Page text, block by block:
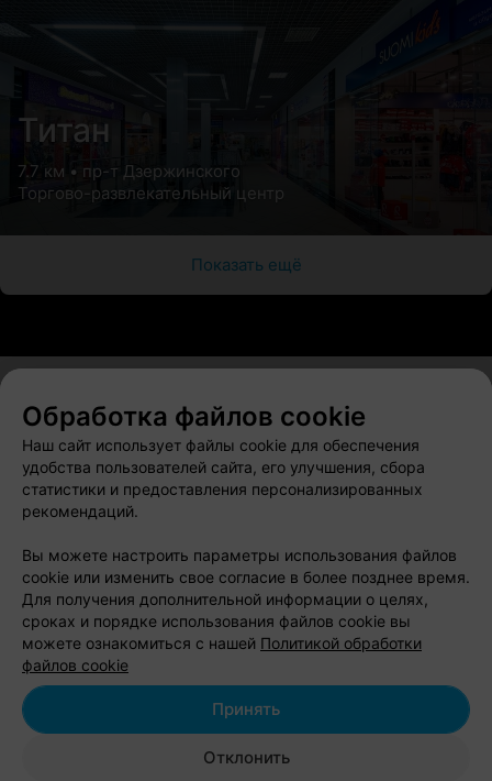
Титан
7.7 км • пр-т Дзержинского
Торгово-развлекательный центр
Показать ещё
О проекте Новости проекта
Вакансии
Публичный договор
Способы оплаты
Публичный договор по использованию сервиса
Написать в поддержку
Связаться по вопросам сотрудничества
Написать руководителю relax.by
Обработка персональных данных
Обработка файлов cookie
Наш сайт использует файлы cookie для обеспечения
удобства пользователей сайта, его улучшения, сбора
статистики и предоставления персонализированных
рекомендаций.
Вы можете настроить параметры использования файлов
cookie или изменить свое согласие в более позднее время.
Для получения дополнительной информации о целях,
сроках и порядке использования файлов cookie вы
можете ознакомиться с нашей Политикой обработки
файлов cookie
Отклонить
Принять